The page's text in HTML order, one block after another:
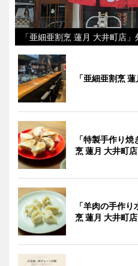
「亜細亜割烹 蓮月 大井町店」
「亜細亜割烹
「特製手作り
烹 蓮月 大井町店
「羊肉の手作
烹 蓮月 大井町店